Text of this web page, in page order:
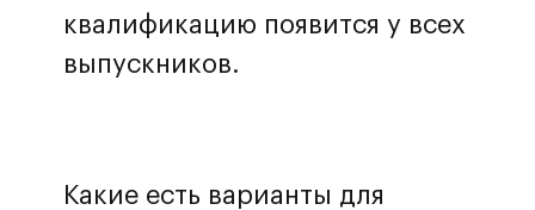
квалификацию появится у всех
выпускников.
Какие есть варианты для